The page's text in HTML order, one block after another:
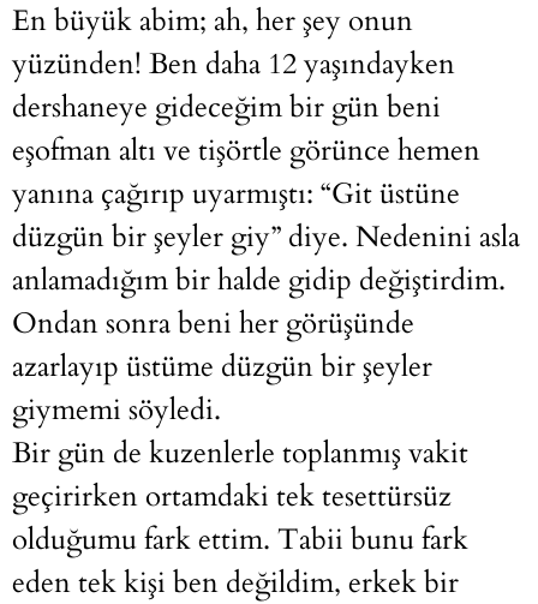
En büyük abim; ah, her şey onun
yüzünden! Ben daha 12 yaşındayken
dershaneye gideceğim bir gün beni
eşofman altı ve tişörtle görünce hemen
yanına çağırıp uyarmıştı: “Git üstüne
düzgün bir şeyler giy” diye. Nedenini asla
anlamadığım bir halde gidip değiştirdim.
Ondan sonra beni her görüşünde
azarlayıp üstüme düzgün bir şeyler
giymemi söyledi.
Bir gün de kuzenlerle toplanmış vakit
geçirirken ortamdaki tek tesettürsüz
olduğumu fark ettim. Tabii bunu fark
eden tek kişi ben değildim, erkek bir